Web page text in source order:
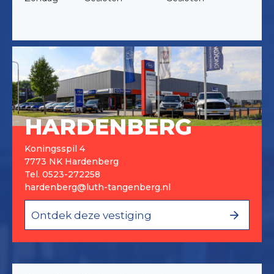
HARDENBERG
Koningsspil 4
7773 NK Hardenberg
Tel. 0523-272258
hardenberg@luth-tangenberg.nl
Ontdek deze vestiging